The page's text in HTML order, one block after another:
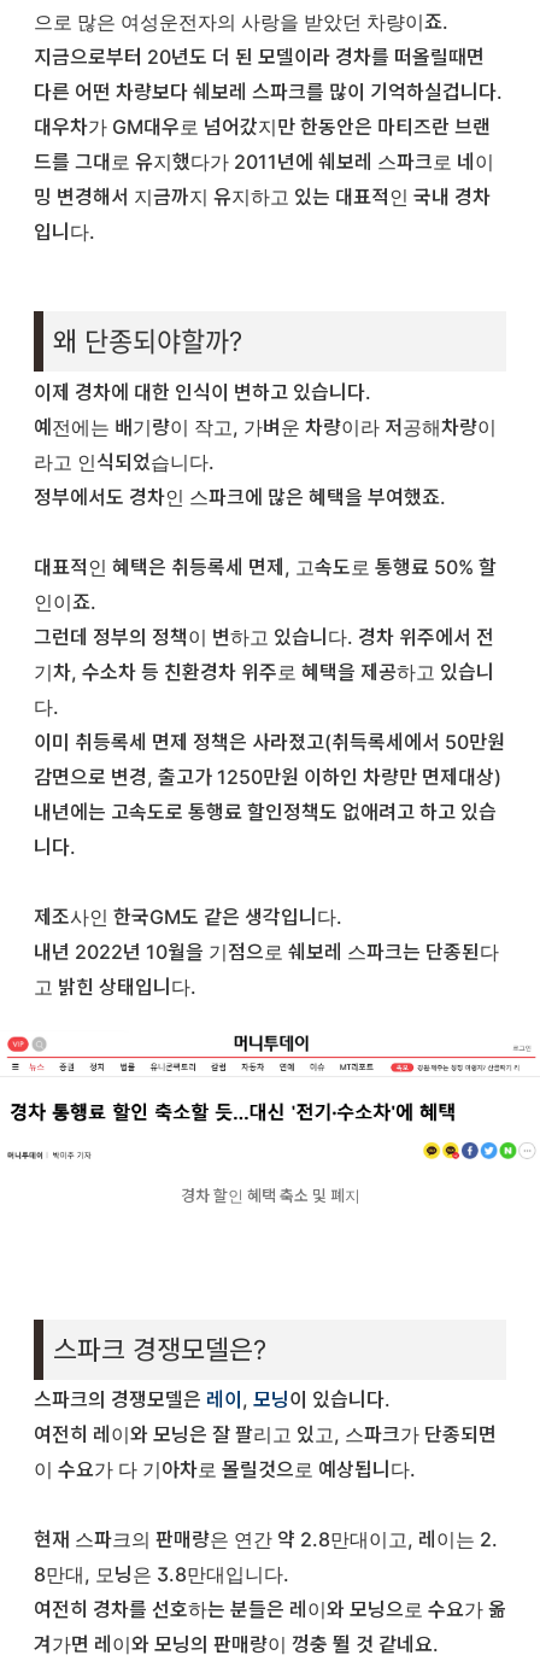
으로 많은 여성운전자의 사랑을 받았던 차량이죠.
지금으로부터 20년도 더 된 모델이라 경차를 떠올릴때면
다른 어떤 차량보다 쉐보레 스파크를 많이 기억하실겁니다.
대우차가 GM대우로 넘어갔지만 한동안은 마티즈란 브랜
드를 그대로 유지했다가 2011년에 쉐보레 스파크로 네이
밍 변경해서 지금까지 유지하고 있는 대표적인 국내 경차
입니다.
왜 단종되야할까?
이제 경차에 대한 인식이 변하고 있습니다.
예전에는 배기량이 작고, 가벼운 차량이라 저공해차량이
라고 인식되었습니다.
정부에서도 경차인 스파크에 많은 혜택을 부여했죠.
대표적인 혜택은 취등록세 면제, 고속도로 통행료 50% 할
인이죠.
그런데 정부의 정책이 변하고 있습니다. 경차 위주에서 전
기차, 수소차 등 친환경차 위주로 혜택을 제공하고 있습니
다.
이미 취등록세 면제 정책은 사라졌고(취득록세에서 50만원
감면으로 변경, 출고가 1250만원 이하인 차량만 면제대상)
내년에는 고속도로 통행료 할인정책도 없애려고 하고 있습
니다.
제조사인 한국GM도 같은 생각입니다.
내년 2022년 10월을 기점으로 쉐보레 스파크는 단종된다
고 밝힌 상태입니다.
경차 할인 혜택 축소 및 폐지
스파크 경쟁모델은?
스파크의 경쟁모델은 레이 , 모닝이 있습니다.
여전히 레이와 모닝은 잘 팔리고 있고, 스파크가 단종되면
이 수요가 다 기아차로 몰릴것으로 예상됩니다.
현재 스파크의 판매량은 연간 약 2.8만대이고, 레이는 2.
8만대, 모닝은 3.8만대입니다.
여전히 경차를 선호하는 분들은 레이와 모닝으로 수요가 옮
겨가면 레이와 모닝의 판매량이 껑충 뛸 것 같네요.